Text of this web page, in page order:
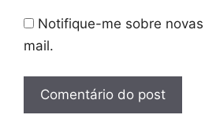
Notifique-me sobre
mail.